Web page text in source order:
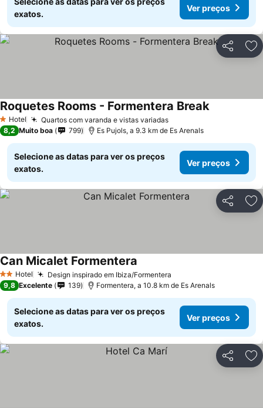
exatos.
Ver preços
Partilhar
1 Estrelas
Hotel Quartos com varanda e vistas variadas
Roquetes Rooms - Formentera Break
8,2 Muito boa 799 Es Pujols, a 9.3 km de Es Arenals
Selecione as datas para ver os preços
exatos.
Ver preços
Partilhar
2 Estrelas
Hotel Design inspirado em Ibiza/Formentera
Can Micalet Formentera
9,8 Excelente 139 Formentera, a 10.8 km de Es Arenals
Selecione as datas para ver os preços
exatos.
Ver preços
Partilhar